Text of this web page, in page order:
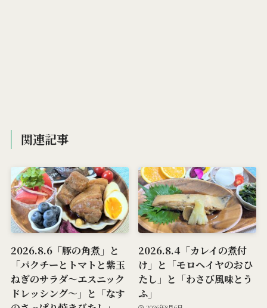
関連記事
2026.8.6「豚の角煮」と
「パクチーとトマトと紫玉
ねぎのサラダ～エスニック
ドレッシング～」と「なす
2026.8.4「カレイの煮付
け」と「モロヘイヤのおひ
たし」と「わさび風味とう
ふ」